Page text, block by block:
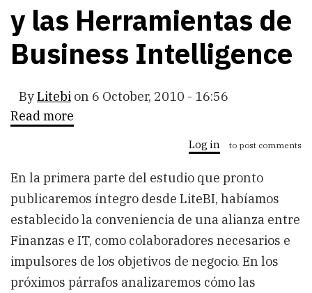
y las Herramientas de
Business Intelligence
ByLitebi on 6 October, 2010 - 16:56
Read more
Parte
Finanzas
y
las
Herramientas
de
Business
Intelligence
Log in to post comments
En la primera parte del estudio que pronto
publicaremos íntegro desde LiteBI, habíamos
establecido la conveniencia de una alianza entre
Finanzas e IT, como colaboradores necesarios e
impulsores de los objetivos de negocio. En los
próximos párrafos analizaremos cómo las